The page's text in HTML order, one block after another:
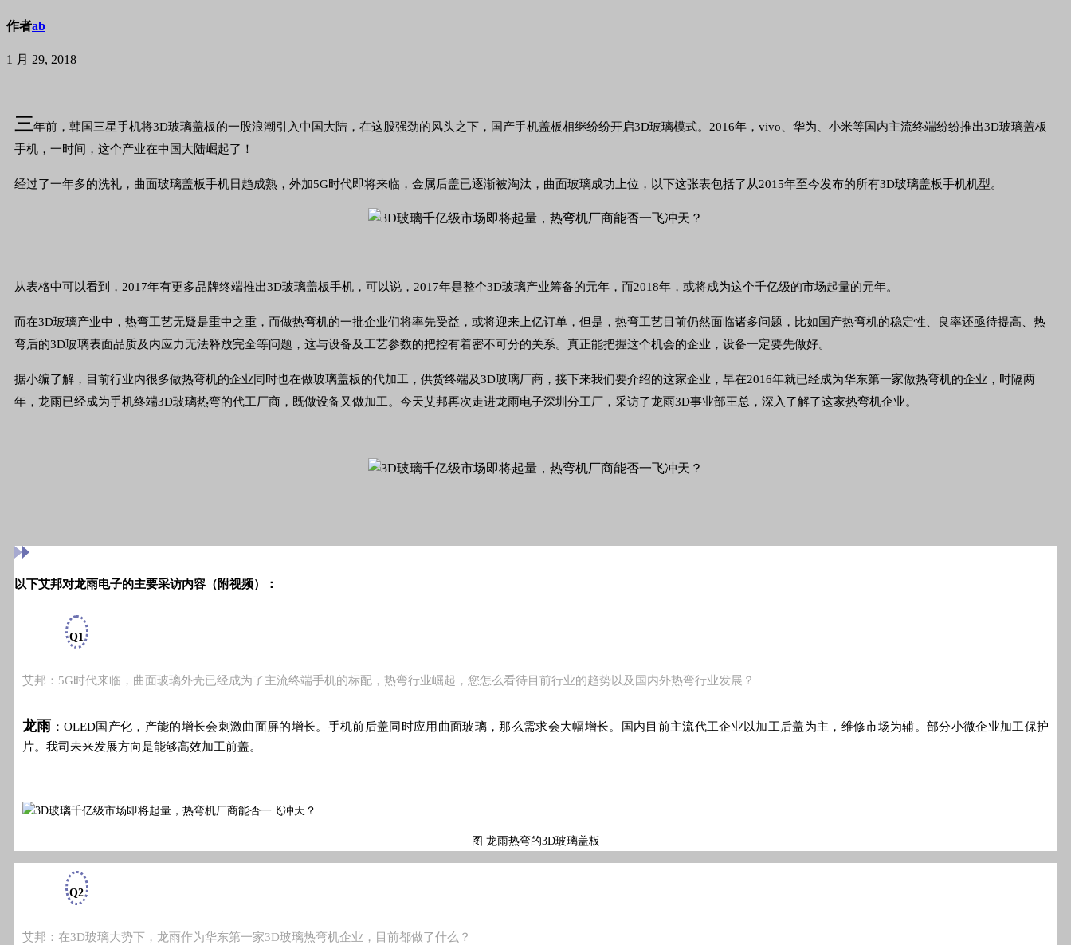
作者ab
1 月 29, 2018
三年前，韩国三星手机将3D玻璃盖板的一股浪潮引入中国大陆，在这股强劲的风头之下，国产手机盖板相继纷纷开启3D玻璃模式。2016年，vivo、华为、小米等国内主流终端纷纷推出3D玻璃盖板
手机，一时间，这个产业在中国大陆崛起了！
经过了一年多的洗礼，曲面玻璃盖板手机日趋成熟，外加5G时代即将来临，金属后盖已逐渐被淘汰，曲面玻璃成功上位，以下这张表包括了从2015年至今发布的所有3D玻璃盖板手机机型。
从表格中可以看到，2017年有更多品牌终端推出3D玻璃盖板手机，可以说，2017年是整个3D玻璃产业筹备的元年，而2018年，或将成为这个千亿级的市场起量的元年。
而在3D玻璃产业中，热弯工艺无疑是重中之重，而做热弯机的一批企业们将率先受益，或将迎来上亿订单，但是，热弯工艺目前仍然面临诸多问题，比如国产热弯机的稳定性、良率还亟待提高、热
弯后的3D玻璃表面品质及内应力无法释放完全等问题，这与设备及工艺参数的把控有着密不可分的关系。真正能把握这个机会的企业，设备一定要先做好。
据小编了解，目前行业内很多做热弯机的企业同时也在做玻璃盖板的代加工，供货终端及3D玻璃厂商，接下来我们要介绍的这家企业，早在2016年就已经成为华东第一家做热弯机的企业，时隔两
年，龙雨已经成为手机终端3D玻璃热弯的代工厂商，既做设备又做加工。今天艾邦再次走进龙雨电子深圳分工厂，采访了龙雨3D事业部王总，深入了解了这家热弯机企业。
以下艾邦对龙雨电子的主要采访内容（附视频）：
Q1
艾邦：5G时代来临，曲面玻璃外壳已经成为了主流终端手机的标配，热弯行业崛起，您怎么看待目前行业的趋势以及国内外热弯行业发展？
龙雨 ：OLED国产化，产能的增长会刺激曲面屏的增长。手机前后盖同时应用曲面玻璃，那么需求会大幅增长。国内目前主流代工企业以加工后盖为主，维修市场为辅。部分小微企业加工保护
片。我司未来发展方向是能够高效加工前盖。
图 龙雨热弯的3D玻璃盖板
Q2
艾邦：在3D玻璃大势下，龙雨作为华东第一家3D玻璃热弯机企业，目前都做了什么？